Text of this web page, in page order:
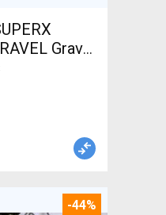
Gravel
-44%